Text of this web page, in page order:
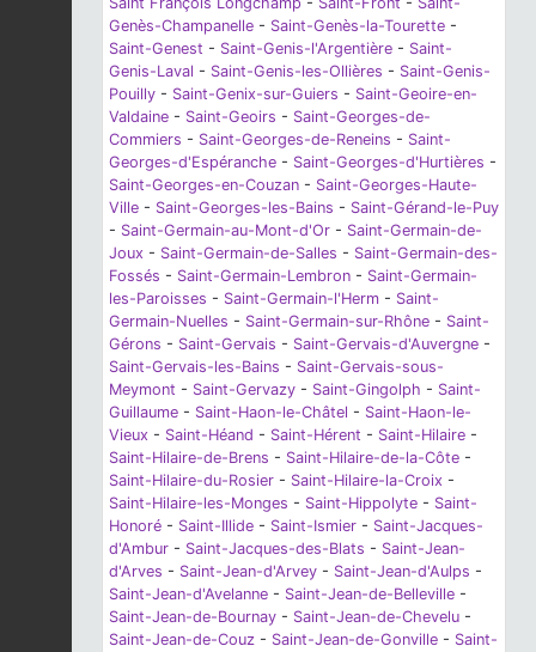
Genès-Champanelle - Saint-Genès-la-Tourette -
Saint-Genest - Saint-Genis-l'Argentière - Saint-
Genis-Laval - Saint-Genis-les-Ollières - Saint-Genis-
Pouilly - Saint-Genix-sur-Guiers - Saint-Geoire-en-
Valdaine - Saint-Geoirs - Saint-Georges-de-
Commiers - Saint-Georges-de-Reneins - Saint-
Georges-d'Espéranche - Saint-Georges-d'Hurtières -
Saint-Georges-en-Couzan - Saint-Georges-Haute-
Ville - Saint-Georges-les-Bains - Saint-Gérand-le-Puy
- Saint-Germain-au-Mont-d'Or - Saint-Germain-de-
Joux - Saint-Germain-de-Salles - Saint-Germain-des-
Fossés - Saint-Germain-Lembron - Saint-Germain-
les-Paroisses - Saint-Germain-l'Herm - Saint-
Germain-Nuelles - Saint-Germain-sur-Rhône - Saint-
Gérons - Saint-Gervais - Saint-Gervais-d'Auvergne -
Saint-Gervais-les-Bains - Saint-Gervais-sous-
Meymont - Saint-Gervazy - Saint-Gingolph - Saint-
Guillaume - Saint-Haon-le-Châtel - Saint-Haon-le-
Vieux - Saint-Héand - Saint-Hérent - Saint-Hilaire -
Saint-Hilaire-de-Brens - Saint-Hilaire-de-la-Côte -
Saint-Hilaire-du-Rosier - Saint-Hilaire-la-Croix -
Saint-Hilaire-les-Monges - Saint-Hippolyte - Saint-
Honoré - Saint-Illide - Saint-Ismier - Saint-Jacques-
d'Ambur - Saint-Jacques-des-Blats - Saint-Jean-
d'Arves - Saint-Jean-d'Arvey - Saint-Jean-d'Aulps -
Saint-Jean-d'Avelanne - Saint-Jean-de-Belleville -
Saint-Jean-de-Bournay - Saint-Jean-de-Chevelu -
Saint-Jean-de-Couz - Saint-Jean-de-Gonville - Saint-